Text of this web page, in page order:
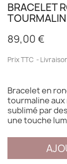
BRACELET
89,00 €
Prix TTC
Bracelet en
tourmaline
sublimé par
une touche